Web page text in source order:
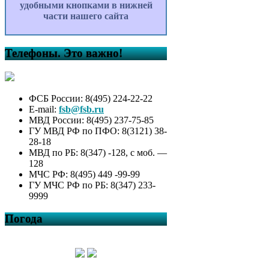
удобными кнопками в нижней
части нашего сайта
Телефоны. Это важно!
ФСБ России: 8(495) 224-22-22
E-mail: fsb@fsb.ru
МВД России: 8(495) 237-75-85
ГУ МВД РФ по ПФО: 8(3121) 38-
28-18
МВД по РБ: 8(347) -128, с моб. —
128
МЧС РФ: 8(495) 449 -99-99
ГУ МЧС РФ по РБ: 8(347) 233-
9999
Погода